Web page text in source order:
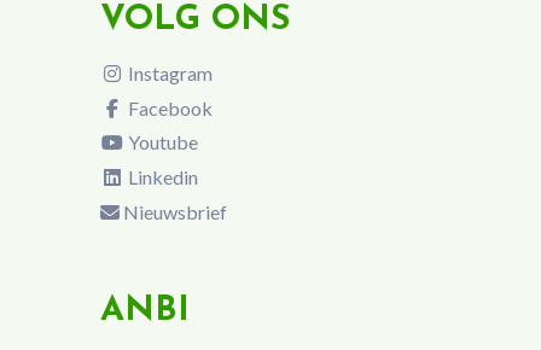
VOLG ONS
Instagram
Facebook
Youtube
Linkedin
Nieuwsbrief
ANBI